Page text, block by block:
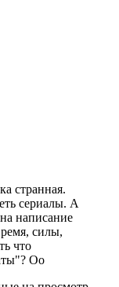
странная.
сериалы. А
написание
силы,
что
Оо